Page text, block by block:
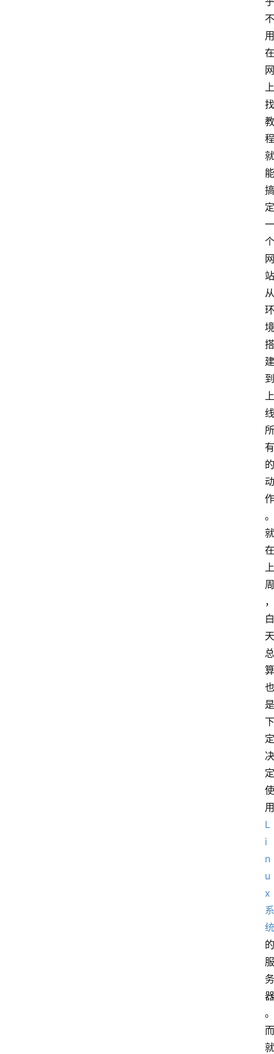
不
用
在
网
上
找
教
程
就
能
搞
定
一
个
网
站
从
环
境
搭
建
到
上
线
所
有
的
动
作
。
就
在
上
周
，
白
天
总
算
也
是
下
定
决
定
使
用
L
i
n
u
x
系
统
的
服
务
器
。
而
就